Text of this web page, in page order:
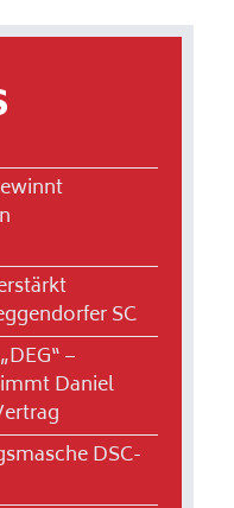
SC
–
Daniel
DSC-